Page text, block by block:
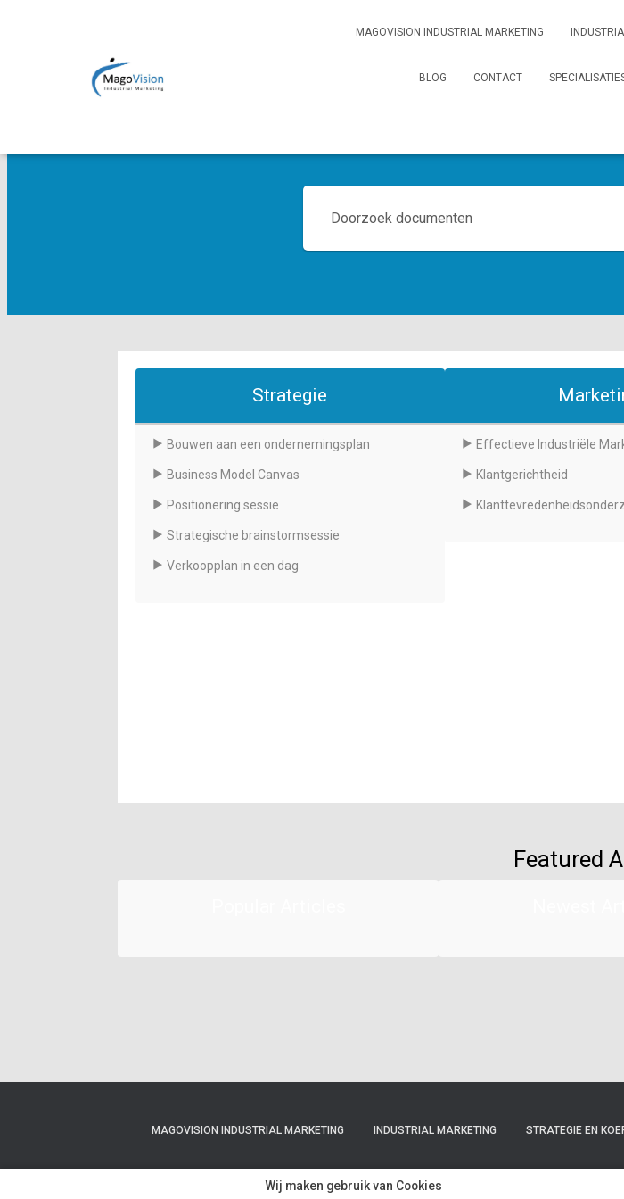
MAGOVISION INDUSTRIAL MARKETING
BLOG CONTACT
Strategie
Bouwen aan een ondernemingsplan
Business Model Canvas
Positionering sessie
Strategische brainstormsessie
Verkoopplan in een dag
Effectieve Industriële
Klantgerichtheid
Featured
MAGOVISION INDUSTRIAL MARKETING INDUSTRIAL MARKETING STRATEGIE EN
Wij maken gebruik van Cookies